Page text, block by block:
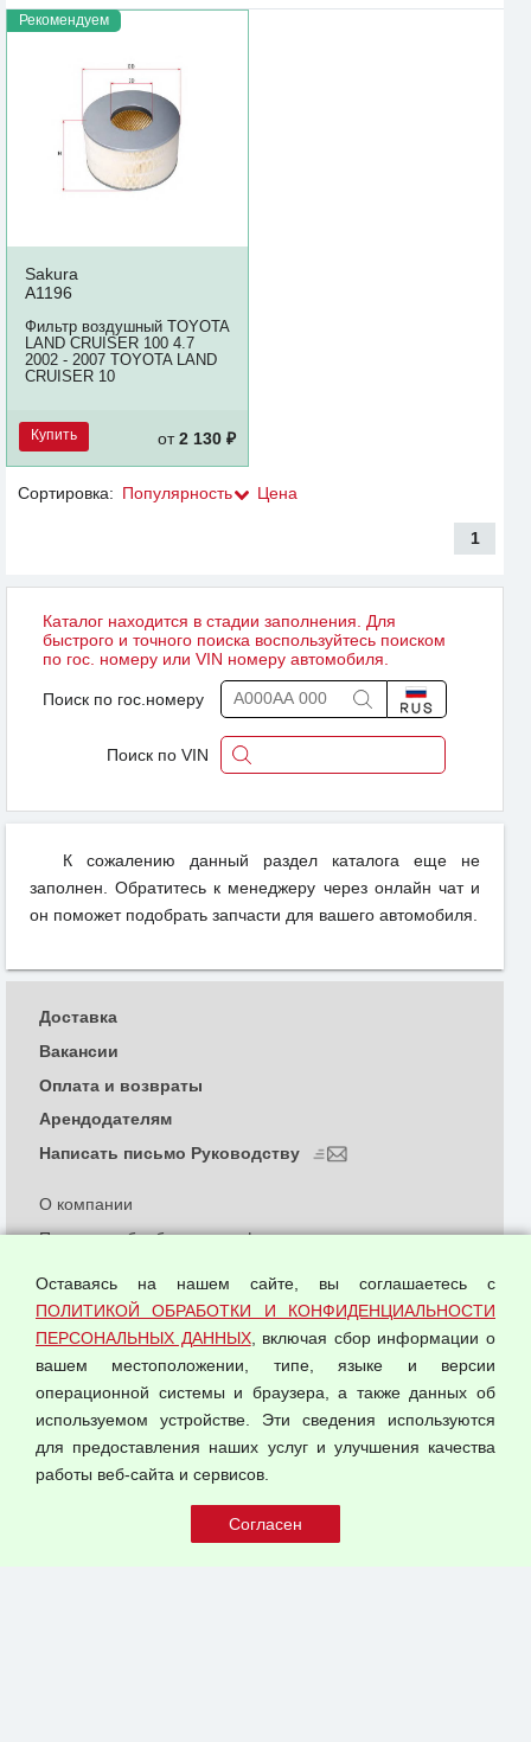
Рекомендуем
Sakura
A1196
Фильтр воздушный TOYOTA
LAND CRUISER 100 4.7
2002 - 2007 TOYOTA LAND
CRUISER 10
Купить от2 130 ₽
Сортировка: Популярность Цена
1
Каталог находится в стадии заполнения. Для
быстрого и точного поиска воспользуйтесь поиском
по гос. номеру или VIN номеру автомобиля.
Поиск по гос.номеру
Поиск по VIN
К сожалению данный раздел каталога еще не
заполнен. Обратитесь к менеджеру через онлайн чат и
он поможет подобрать запчасти для вашего автомобиля.
© 2026 ООО "Феникс"
О компании
Политика обработки и конфиденциальности
Согласием на обработку персональных данных
Оферта оптовой купли-продажи
Публичная оферта
Доставка
Вакансии
Оплата и возвраты
Арендодателям
Написать письмо Руководству
Оставаясь на нашем сайте, вы соглашаетесь с
ПОЛИТИКОЙ ОБРАБОТКИ И КОНФИДЕНЦИАЛЬНОСТИ
ПЕРСОНАЛЬНЫХ ДАННЫХ, включая сбор информации о
вашем местоположении, типе, языке и версии
операционной системы и браузера, а также данных об
используемом устройстве. Эти сведения используются
для предоставления наших услуг и улучшения качества
работы веб-сайта и сервисов.